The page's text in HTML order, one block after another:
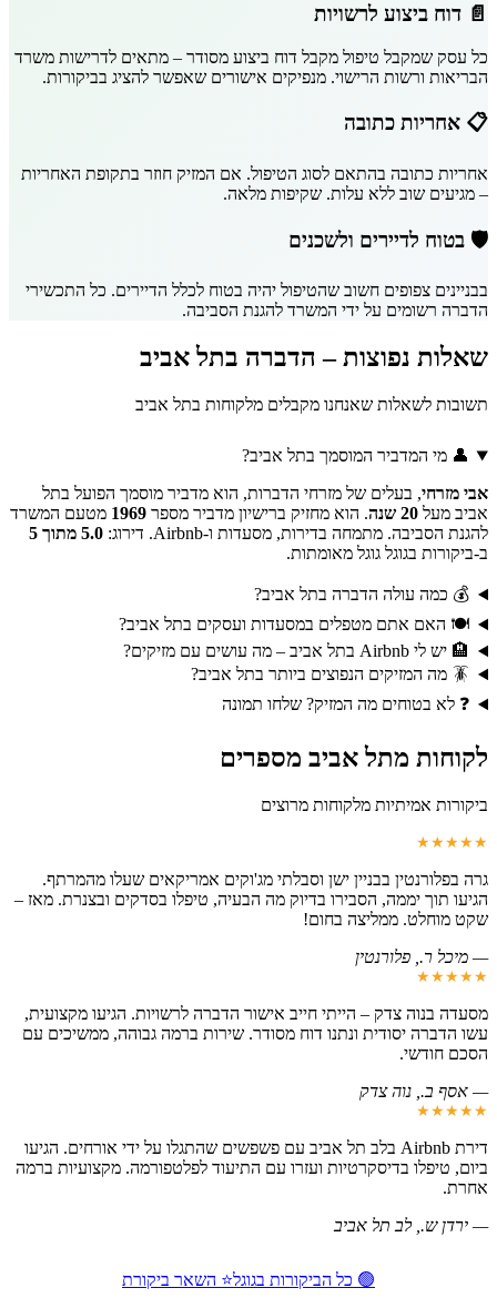
📄 דוח ביצוע לרשויות
כל עסק שמקבל טיפול מקבל דוח ביצוע מסודר – מתאים לדרישות משרד
הבריאות ורשות הרישוי. מנפיקים אישורים שאפשר להציג בביקורות.
📋 אחריות כתובה
אחריות כתובה בהתאם לסוג הטיפול. אם המזיק חוזר בתקופת האחריות
– מגיעים שוב ללא עלות. שקיפות מלאה.
🛡️ בטוח לדיירים ולשכנים
בבניינים צפופים חשוב שהטיפול יהיה בטוח לכלל הדיירים. כל התכשירי
הדברה רשומים על ידי המשרד להגנת הסביבה.
שאלות נפוצות – הדברה בתל אביב
תשובות לשאלות שאנחנו מקבלים מלקוחות בתל אביב
👤 מי המדביר המוסמך בתל אביב?
אבי מזרחי, בעלים של מזרחי הדברות, הוא מדביר מוסמך הפועל בתל
אביב מעל 20 שנה . הוא מחזיק ברישיון מדביר מספר 1969 מטעם המשרד
להגנת הסביבה. מתמחה בדירות, מסעדות ו-Airbnb. דירוג:
5.0 מתוך 5
ב-ביקורות בגוגל גוגל מאומתות.
💰 כמה עולה הדברה בתל אביב?
🍽️ האם אתם מטפלים במסעדות ועסקים בתל אביב?
🏨 יש לי Airbnb בתל אביב – מה עושים עם מזיקים?
🪳 מה המזיקים הנפוצים ביותר בתל אביב?
❓ לא בטוחים מה המזיק? שלחו תמונה
לקוחות מתל אביב מספרים
ביקורות אמיתיות מלקוחות מרוצים
★★★★★
גרה בפלורנטין בבניין ישן וסבלתי מג'וקים אמריקאים שעלו מהמרתף.
הגיעו תוך יממה, הסבירו בדיוק מה הבעיה, טיפלו בסדקים ובצנרת. מאז –
שקט מוחלט. ממליצה בחום!
— מיכל ר. , פלורנטין
★★★★★
מסעדה בנוה צדק – הייתי חייב אישור הדברה לרשויות. הגיעו מקצועית,
עשו הדברה יסודית ונתנו דוח מסודר. שירות ברמה גבוהה, ממשיכים עם
הסכם חודשי.
— אסף ב. , נוה צדק
★★★★★
דירת Airbnb בלב תל אביב עם פשפשים שהתגלו על ידי אורחים. הגיעו
ביום, טיפלו בדיסקרטיות ועזרו עם התיעוד לפלטפורמה. מקצועיות ברמה
אחרת.
— ירדן ש. , לב תל אביב
🟢 כל הביקורות בגוגל⭐ השאר ביקורת